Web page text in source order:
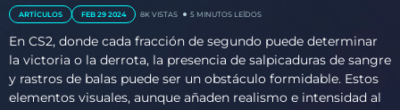
ARTÍCULOS FEB 29 2024 8K VISTAS 5 MINUTOS LEÍDOS
En CS2, donde cada fracción de segundo puede determinar
la victoria o la derrota, la presencia de salpicaduras de sangre
y rastros de balas puede ser un obstáculo formidable. Estos
elementos visuales, aunque añaden realismo e intensidad al